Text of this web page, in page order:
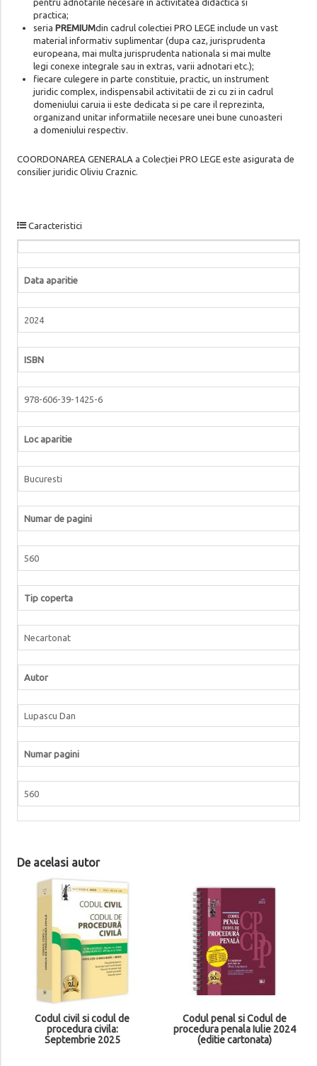
practica;
seria PREMIUMdin cadrul colectiei PRO LEGE include un vast
material informativ suplimentar (dupa caz, jurisprudenta
europeana, mai multa jurisprudenta nationala si mai multe
legi conexe integrale sau in extras, varii adnotari etc.);
fiecare culegere in parte constituie, practic, un instrument
juridic complex, indispensabil activitatii de zi cu zi in cadrul
domeniului caruia ii este dedicata si pe care il reprezinta,
organizand unitar informatiile necesare unei bune cunoasteri
a domeniului respectiv.
COORDONAREA GENERALA a Colecției PRO LEGE este asigurata de
consilier juridic Oliviu Craznic.
Caracteristici
Data aparitie
2024
ISBN
978-606-39-1425-6
Loc aparitie
Bucuresti
Numar de pagini
560
Tip coperta
Necartonat
Autor
Lupascu Dan
Numar pagini
560
De acelasi autor
Codul civil si codul de
procedura civila:
Septembrie 2025
Codul penal si Codul de
procedura penala Iulie 2024
(editie cartonata)